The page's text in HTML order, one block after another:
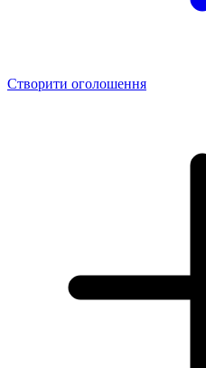
Створити оголошення